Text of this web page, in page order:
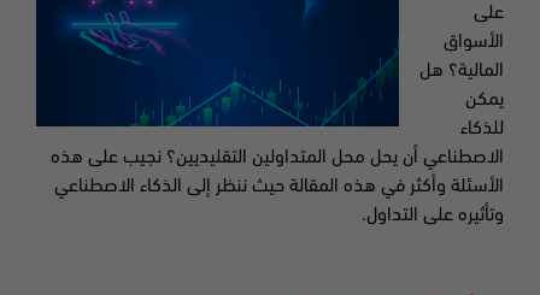
على
الأسواق
المالية؟ هل
يمكن
للذكاء
الاصطناعي أن يحل محل المتداولين التقليديين؟ نجيب على هذه
الأسئلة وأكثر في هذه المقالة حيث ننظر إلى الذكاء الاصطناعي
وتأثيره على التداول.